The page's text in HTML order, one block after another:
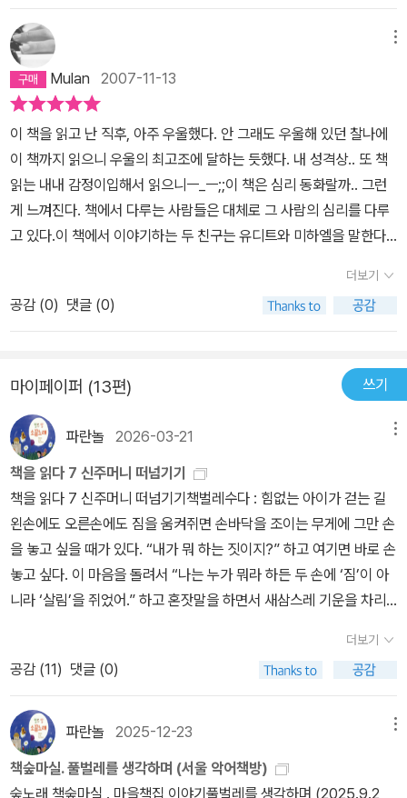
Mulan 2007-11-13
이 책을 읽고 난 직후, 아주 우울했다. 안 그래도 우울해 있던 찰나에
이 책까지 읽으니 우울의 최고조에 달하는 듯했다. 내 성격상.. 또 책
읽는 내내 감정이입해서 읽으니ㅡ_ㅡ;;이 책은 심리 동화랄까.. 그런
게 느껴진다. 책에서 다루는 사람들은 대체로 그 사람의 심리를 다루
고 있다.이 책에서 이야기하는 두 친구는 유디트와 미하엘을 말한다.
다. 미하엘과 유디트가 어디에 흥분하고 있는지, 왜 그런 행동 양상을
보일 수밖에 없는지에 대해서는 가정환경의 중요성을 역설하고 있다.
유디트의 엄마가 유디트에게 하는 행동에 대해서 혜지는 이해할 수
왜냐하면.. 자신이 사랑하는 사람에게서 배신을 당한 것을 약자에게
퍼붓고 있는 것이기 때문이다. 유디트의 할머니가 유디트 엄마의 남
동생을 잃은 슬픔을 유디트 엄마에게 뒤집어 씌운 것처럼, 유디트 엄
마는 남편과 헤어진 것을 유디트에게 뒤집어 씌우고 있는 것이다. 미
하엘 역시 아빠에게 엄청난 분노를 품고 있지만, 그 분노는 아빠에게
더 가까이 가고 싶은 욕구에서 나오는 분노랄까.. 어쨌든.. 그러나 다
행히도 이 불쌍한 유디트와 미하엘에게는 따뜻한 사람들이 주변에 있
었다. 그게 정말 다행한 일이었다. 마지막 부분이 조금 아쉽기는 했지
만, 유디트는 결국 벗어날 길을 찾았을 것이라 믿는다.이 책은.. 상담
더보기
공감 (0) 댓글 (0)
마이페이퍼 (13편) 쓰기
파란놀 2026-03-21
책을 읽다 7 신주머니 떠넘기기
책을 읽다 7 신주머니 떠넘기기책벌레수다 : 힘없는 아이가 걷는 길
왼손에도 오른손에도 짐을 움켜쥐면 손바닥을 조이는 무게에 그만 손
을 놓고 싶을 때가 있다. “내가 뭐 하는 짓이지?” 하고 여기면 바로 손
놓고 싶다. 이 마음을 돌려서 “나는 누가 뭐라 하든 두 손에 ‘짐’이 아
니라 ‘살림’을 쥐었어.” 하고 혼잣말을 하면서 새삼스레 기운을 차리
이 흔했다. 한숨부터 절로 나오면서 끔찍하다고, 얼른 이 구렁에서 빠
져나오고 싶다면서 하늘을 올려다보곤 했다. 나는 왜 이다지도 넘쳐
나는 짐을 혼자 떠안아야 할까 싶어서 힘이 쪽 빠지기도 한다. 저 많은
사람들은 등짐도 어깨짐도 손짐도 없는데 왜 나만 유난히 이 온갖 짐
더미를 들쳐메면서 어기적어기적 뒤뚱뒤꿍 느려터지게 가야 하나 싶
기도 하다.은정 씨는 비슷한 또래면서 갓 입사해서 할 줄 아는 것도 별
더보기
공감 (11) 댓글 (0)
파란놀 2025-12-23
책숲마실. 풀벌레를 생각하며 (서울 악어책방)
숲노래 책숲마실 . 마을책집 이야기풀벌레를 생각하며 (2025.9.2